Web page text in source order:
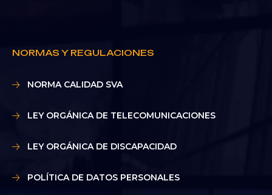
NORMAS Y REGULACIONES
NORMA CALIDAD SVA
LEY ORGÁNICA DE TELECOMUNICACIONES
LEY ORGÁNICA DE DISCAPACIDAD
POLÍTICA DE DATOS PERSONALES